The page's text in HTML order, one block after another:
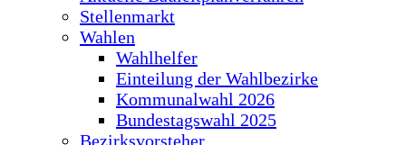
Stellenmarkt
Wahlen
Wahlhelfer
Einteilung der Wahlbezirke
Kommunalwahl 2026
Bundestagswahl 2025
Bezirksvorsteher